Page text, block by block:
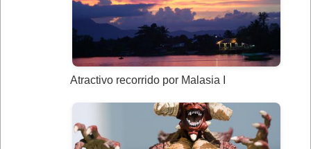
Atractivo recorrido por Malasia I